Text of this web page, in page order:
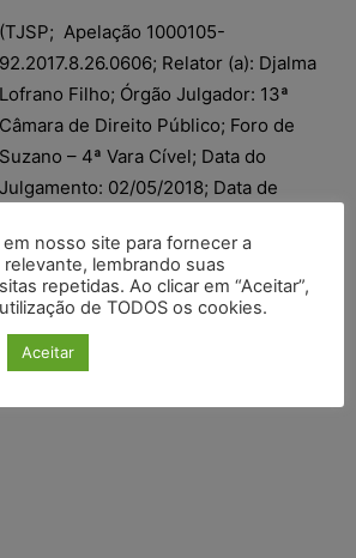
(TJSP; Apelação 1000105-
92.2017.8.26.0606; Relator (a): Djalma
Lofrano Filho; Órgão Julgador: 13ª
Câmara de Direito Público; Foro de
Suzano – 4ª Vara Cível; Data do
Julgamento: 02/05/2018; Data de
nosso site para fornecer a
lembrando suas
repetidas. Ao clicar em “Aceitar”,
de TODOS os cookies.
Aceitar